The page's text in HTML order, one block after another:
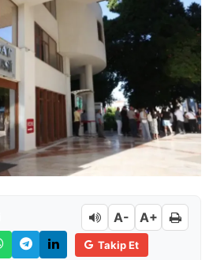
A- A+
Takip Et